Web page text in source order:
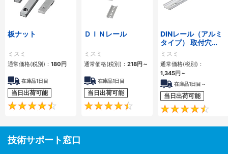
板ナット
ミスミ
通常価格(税別)： 180 円
在庫品1日目
当日出荷可能
4.5
ＤＩＮレール
ミスミ
通常価格(税別)： 218円 ～
在庫品1日目
当日出荷可能
4.4
DINレール（アルミ
タイプ） 取付穴
4.5×25長穴 MRB
ミスミ
通常価格(税別)：
1,345円 ～
在庫品1日目～
当日出荷可能
技術サポート窓口